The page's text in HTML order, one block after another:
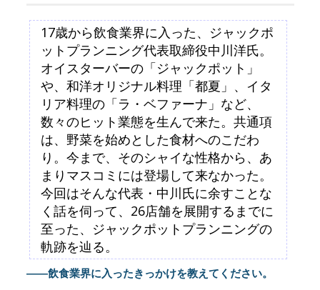
17歳から飲食業界に入った、ジャックポ
ットプランニング代表取締役中川洋氏。
オイスターバーの「ジャックポット」
や、和洋オリジナル料理「都夏」、イタ
リア料理の「ラ・ベファーナ」など、
数々のヒット業態を生んで来た。共通項
は、野菜を始めとした食材へのこだわ
り。今まで、そのシャイな性格から、あ
まりマスコミには登場して来なかった。
今回はそんな代表・中川氏に余すことな
く話を伺って、26店舗を展開するまでに
至った、ジャックポットプランニングの
軌跡を辿る。
――飲食業界に入ったきっかけを教えてください。